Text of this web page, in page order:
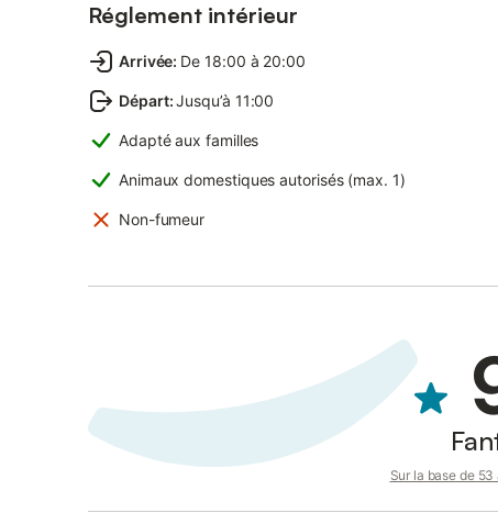
Réglement intérieur
Arrivée: De 18:00 à 20:00
Départ:Jusqu’à 11:00
Adapté aux familles
Animaux domestiques autorisés (max. 1)
Non-fumeur
Sur la base de